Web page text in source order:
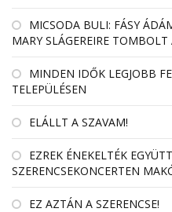
MICSODA BULI: FÁSY
MARY SLÁGEREIRE
MINDEN IDŐK LEGJOBB
TELEPÜLÉSEN
ELÁLLT A SZAVAM!
EZREK ÉNEKELTÉK
SZERENCSEKONCERTEN
EZ AZTÁN A SZERENCSE!